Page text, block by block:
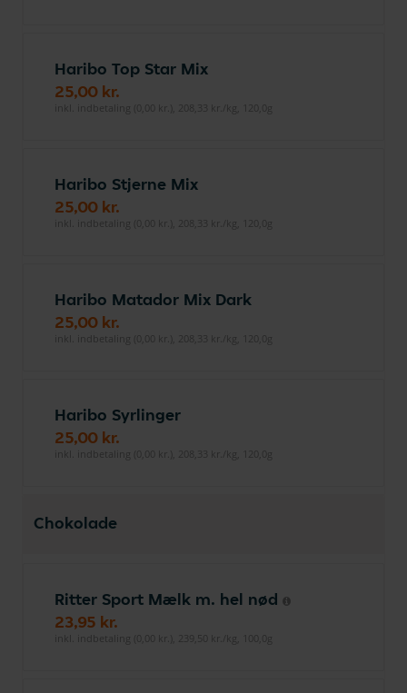
Haribo Top Star Mix
25,00 kr.
inkl. indbetaling (0,00 kr.), 208,33 kr./kg, 120,0g
Haribo Stjerne Mix
25,00 kr.
inkl. indbetaling (0,00 kr.), 208,33 kr./kg, 120,0g
Haribo Matador Mix Dark
25,00 kr.
inkl. indbetaling (0,00 kr.), 208,33 kr./kg, 120,0g
Haribo Syrlinger
25,00 kr.
inkl. indbetaling (0,00 kr.), 208,33 kr./kg, 120,0g
Chokolade
Ritter Sport Mælk m. hel nød
23,95 kr.
inkl. indbetaling (0,00 kr.), 239,50 kr./kg, 100,0g